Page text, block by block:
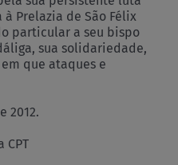
Prelazia de São Félix
particular a seu bispo
sua solidariedade,
que ataques e
2012.
CPT